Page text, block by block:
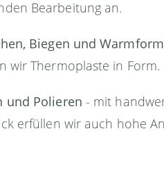
Bearbeitung an.
Biegen und
wir Thermoplaste in Form.
und Polieren - mit
erfüllen wir auch hohe